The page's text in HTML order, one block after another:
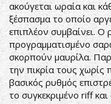
ακούγεται ωραία και
ξέσπασμα το οποίο
επιπλέον συμβαίνει. Ο
προγραμματισμένο
σκορπούν μαυρίλα.
την πικρία τους χωρίς
βασικός ρυθμός
το συγκεκριμένο riff